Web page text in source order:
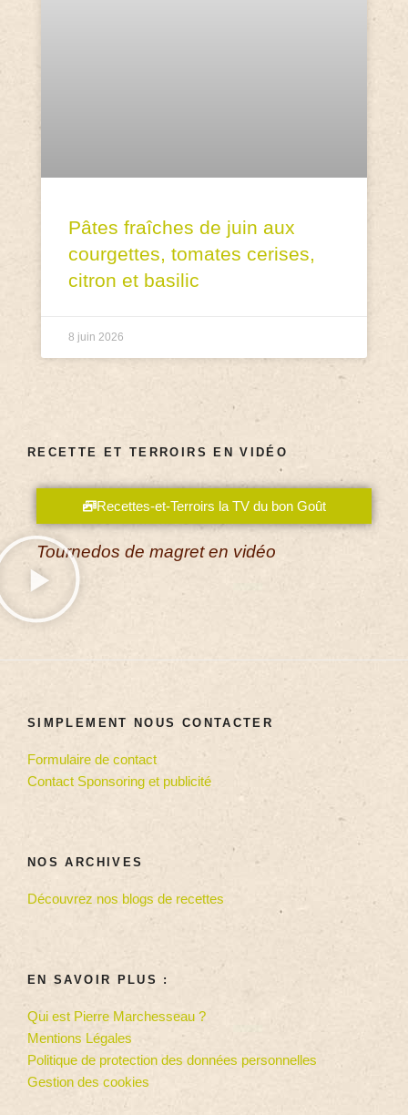
Pâtes fraîches de juin aux
courgettes, tomates cerises,
citron et basilic
8 juin 2026
RECETTE ET TERROIRS EN VIDÉO
Recettes-et-Terroirs la TV du bon Goût
Tournedos de magret en vidéo
SIMPLEMENT NOUS CONTACTER
Formulaire de contact
Contact Sponsoring et publicité
NOS ARCHIVES
Découvrez nos blogs de recettes
EN SAVOIR PLUS :
Qui est Pierre Marchesseau ?
Mentions Légales
Politique de protection des données personnelles
Gestion des cookies